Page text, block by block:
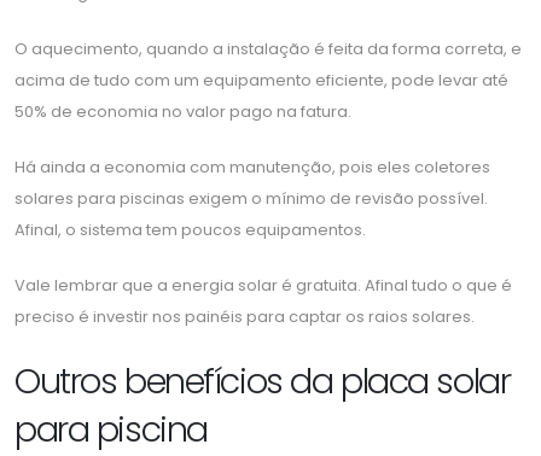
O aquecimento, quando a instalação é feita da forma correta, e
acima de tudo com um equipamento eficiente, pode levar até
50% de economia no valor pago na fatura.
Há ainda a economia com manutenção, pois eles coletores
solares para piscinas exigem o mínimo de revisão possível.
Afinal, o sistema tem poucos equipamentos.
Vale lembrar que a energia solar é gratuita. Afinal tudo o que é
preciso é investir nos painéis para captar os raios solares.
Outros benefícios da placa solar
para piscina